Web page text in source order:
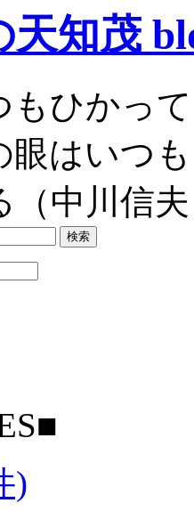
天知茂
もひかっ
眼はいつ
（中川信
)